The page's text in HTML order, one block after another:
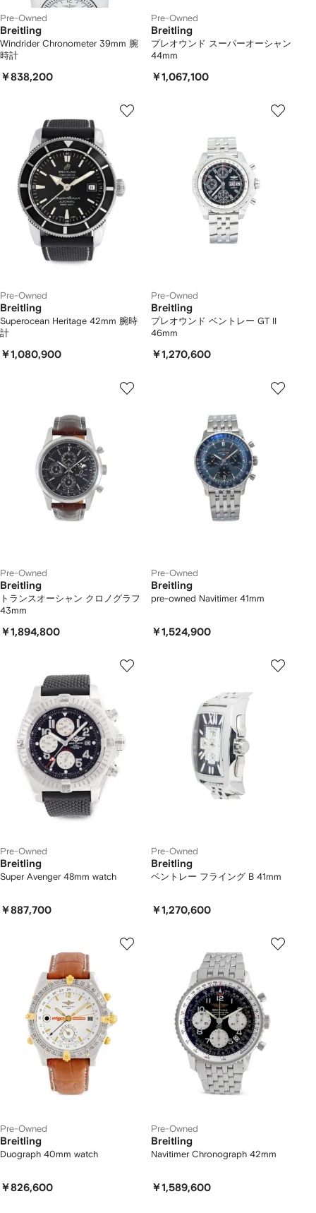
Pre-Owned
Breitling
Windrider Chronometer 39mm 腕
時計
￥838,200
Pre-Owned
Breitling
プレオウンド スーパーオーシャン
44mm
￥1,067,100
Pre-Owned
Breitling
Superocean Heritage 42mm 腕時
計
￥1,080,900
Pre-Owned
Breitling
プレオウンド ベントレー GT II
46mm
￥1,270,600
Pre-Owned
Breitling
トランスオーシャン クロノグラフ
43mm
￥1,894,800
Pre-Owned
Breitling
pre-owned Navitimer 41mm
￥1,524,900
Pre-Owned
Breitling
Super Avenger 48mm watch
￥887,700
Pre-Owned
Breitling
ベントレー フライング B 41mm
￥1,270,600
Pre-Owned
Breitling
Duograph 40mm watch
￥826,600
Pre-Owned
Breitling
Navitimer Chronograph 42mm
￥1,589,600